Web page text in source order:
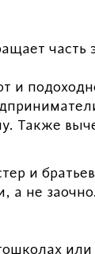
часть
Также
и
не